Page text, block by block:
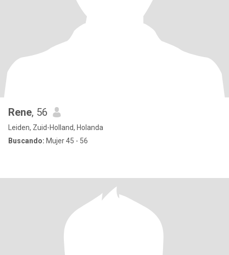
Rene, 56
Leiden, Zuid-Holland, Holanda
Buscando: Mujer 45 - 56